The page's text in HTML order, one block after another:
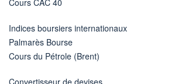
Indices boursiers internationaux
Palmarès Bourse
Cours du Pétrole (Brent)
Convertisseur de devises